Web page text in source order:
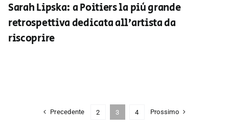
Sarah Lipska: a Poitiers la più grande
retrospettiva dedicata all’artista da
riscoprire
Precedente 2 3 4 Prossimo